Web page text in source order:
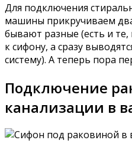
Для подключения
машины прикручиваем
бывают разные (есть и
к сифону, а сразу
систему). А теперь пора
Подключение
канализации в